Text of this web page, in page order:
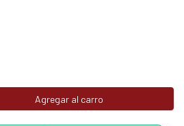
Agregar al carro